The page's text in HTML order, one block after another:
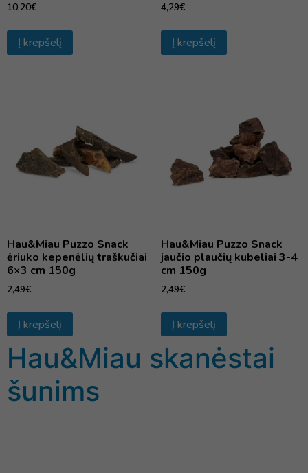
10,20€
Į krepšelį
4,29€
Į krepšelį
Hau&Miau Puzzo Snack
ėriuko kepenėlių traškučiai
6×3 cm 150g
2,49€
Į krepšelį
Hau&Miau Puzzo Snack
jaučio plaučių kubeliai 3-4
cm 150g
2,49€
Į krepšelį
Hau&Miau skanėstai
šunims